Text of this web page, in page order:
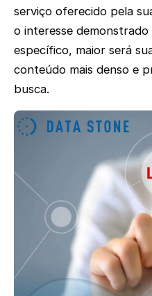
serviço oferecido pela
o interesse
específico, maior será
conteúdo mais denso e
busca.